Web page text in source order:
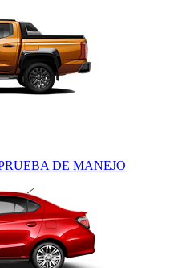
DE MANEJO